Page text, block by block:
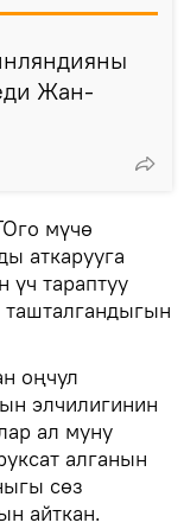
Жан-
мүчө
аткарууга
үч тараптуу
оңчул
элчилигинин
ал муну
алганын
сөз
айткан.